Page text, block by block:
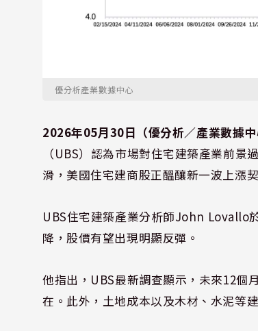
優分析產業數據中心
2026年05月30日（優分析／產業數據中
（UBS）認為市場對住宅建築產業前
滑，美國住宅建商股正醞釀新一波上漲
UBS住宅建築產業分析師John Lovallo
降，股價有望出現明顯反彈。
他指出，UBS最新調查顯示，未來12個
在。此外，土地成本以及木材、水泥等